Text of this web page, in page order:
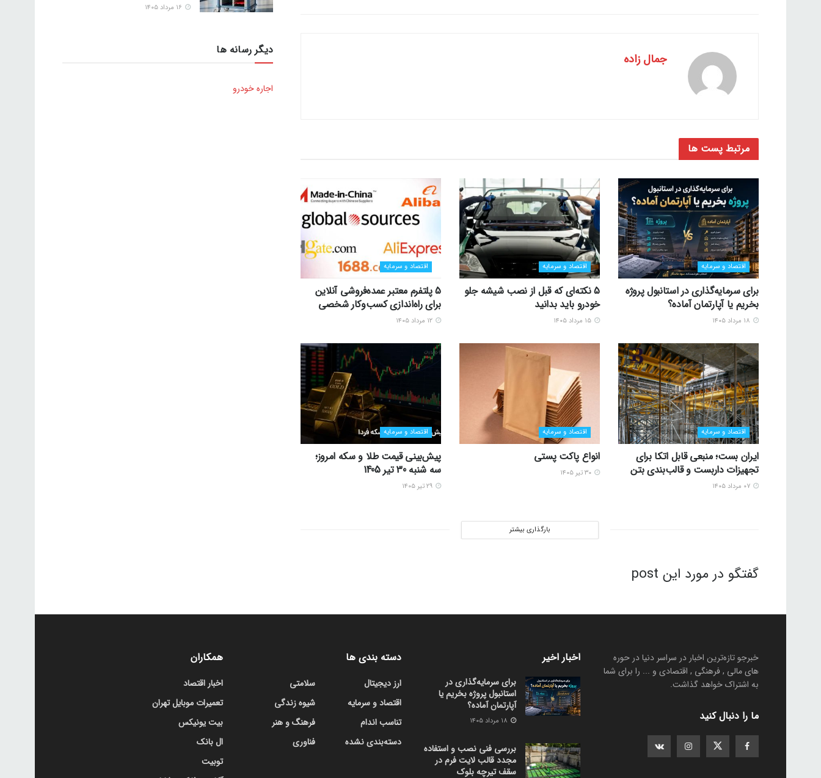
جمال زاده
مرتبط پست ها
اقتصاد و سرمایه
برای سرمایه‌گذاری در استانبول پروژه
بخریم یا آپارتمان آماده؟
اقتصاد و سرمایه
5 نکته‌ای که قبل از نصب شیشه جلو
خودرو باید بدانید
اقتصاد و سرمایه
5 پلتفرم معتبر عمده‌فروشی آنلاین
برای راه‌اندازی کسب‌وکار شخصی
اقتصاد و سرمایه
ایران بست؛ منبعی قابل اتکا برای
تجهیزات داربست و قالب‌بندی بتن
اقتصاد و سرمایه
انواع پاکت پستی
اقتصاد و سرمایه
پیش‌بینی قیمت طلا و سکه امروز؛
سه شنبه 30 تیر 1405
بارگذاری بیشتر
گفتگو در مورد این post
دیگر رسانه ها
اجاره خودرو
خبرجو تازه‌ترین اخبار در سراسر دنیا در حوره
های مالی , فرهنگی , اقتصادی و ... را برای شما
به اشتراک خواهد گذاشت.
ما را دنبال کنید
اخبار اخیر
برای سرمایه‌گذاری در
استانبول پروژه بخریم یا
آپارتمان آماده؟
بررسی فنی نصب و استفاده
مجدد قالب لایت فرم در
سقف تیرچه بلوک
دسته بندی ها
ارز دیجیتال
اقتصاد و سرمایه
تناسب اندام
دسته‌بندی نشده
سلامتی
شیوه زندگی
فرهنگ و هنر
فناوری
همکاران
اخبار اقتصاد
تعمیرات موبایل تهران
بیت یونیکس
ال بانک
توبیت